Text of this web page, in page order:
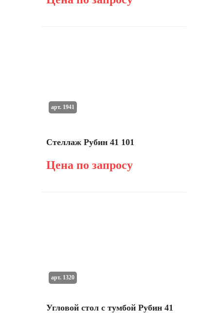
Стеллаж Рубин 41 101
Цена по запросу
арт. 1941
Угловой стол с тумбой Рубин 41
арт. 1320